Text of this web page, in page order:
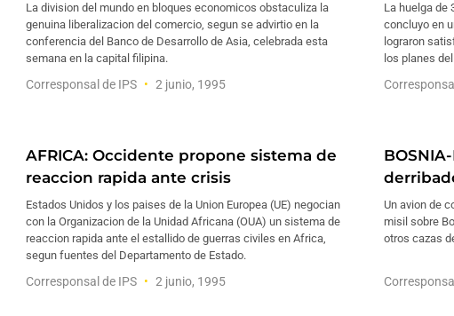
La division del mundo en bloques economicos obstaculiza la
genuina liberalizacion del comercio, segun se advirtio en la
conferencia del Banco de Desarrollo de Asia, celebrada esta
semana en la capital filipina.
Corresponsal de IPS 2 junio, 1995
La huelga de
concluyo en
lograron
los planes
AFRICA: Occidente propone sistema de
reaccion rapida ante crisis
Estados Unidos y los paises de la Union Europea (UE) negocian
con la Organizacion de la Unidad Africana (OUA) un sistema de
reaccion rapida ante el estallido de guerras civiles en Africa,
segun fuentes del Departamento de Estado.
Corresponsal de IPS 2 junio, 1995
Un avion de
misil sobre
otros cazas